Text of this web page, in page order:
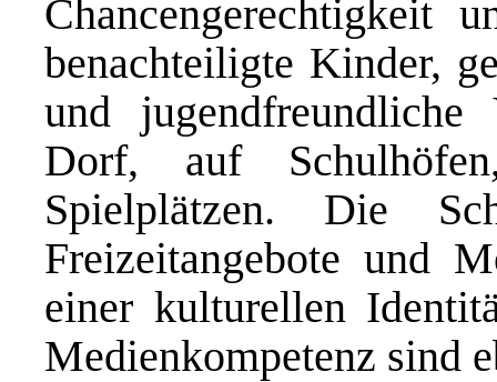
Chancengerechtigkeit
benachteiligte Kinder,
und
Dorf, auf
Spielplätzen. Die
Freizeitangebote und
einer kulturellen
Medienkompetenz sind